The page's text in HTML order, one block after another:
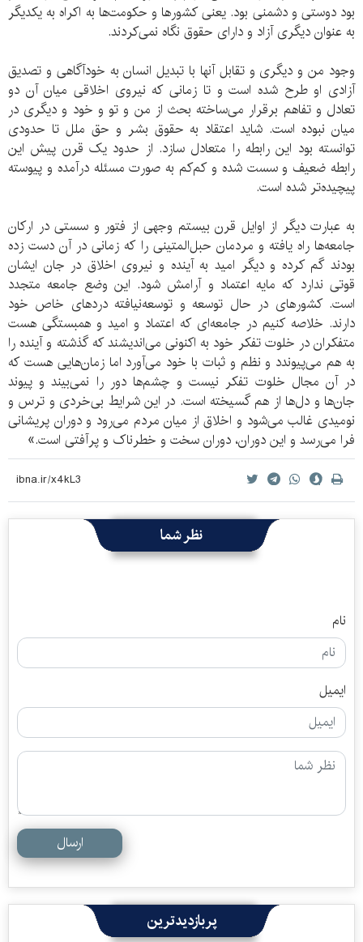
بود دوستی و دشمنی بود. یعنی کشورها و حکومت‌ها به اکراه به یکدیگر
به عنوان دیگری آزاد و دارای حقوق نگاه نمی‌کردند.
وجود من و دیگری و تقابل آنها با تبدیل انسان به خودآگاهی و تصدیق
آزادی او طرح شده است و تا زمانی که نیروی اخلاقی میان آن دو
تعادل و تفاهم برقرار می‌ساخته بحث از من و تو و خود و دیگری در
میان نبوده است. شاید اعتقاد به حقوق بشر و حق ملل تا حدودی
توانسته بود این رابطه را متعادل سازد. از حدود یک قرن پیش این
رابطه ضعیف و سست شده و کم‌کم به صورت مسئله درآمده و پیوسته
پیچیده‌تر شده است.
به عبارت دیگر از اوایل قرن بیستم وجهی از فتور و سستی در ارکان
جامعه‌ها راه یافته و مردمان حبل‌المتینی را که زمانی در آن دست زده
بودند گم کرده و دیگر امید به آینده و نیروی اخلاق در جان ایشان
قوتی ندارد که مایه اعتماد و آرامش شود. این وضع جامعه متجدد
است. کشورهای در حال توسعه و توسعه‌نیافته دردهای خاص خود
دارند. خلاصه کنیم در جامعه‌ای که اعتماد و امید و همبستگی هست
متفکران در خلوت تفکر خود به اکنونی می‌اندیشند که گذشته و آینده را
به هم می‌پیوندد و نظم و ثبات با خود می‌آورد اما زمان‌هایی هست که
در آن مجال خلوت تفکر نیست و چشم‌ها دور را نمی‌بیند و پیوند
جان‌ها و دل‌ها از هم گسیخته است. در این شرایط بی‌خردی و ترس و
نومیدی غالب می‌شود و اخلاق از میان مردم می‌رود و دوران پریشانی
فرا می‌رسد و این دوران، دوران سخت و خطرناک و پرآفتی است.»
نظر شما
نام
ایمیل
ارسال
پربازدیدترین